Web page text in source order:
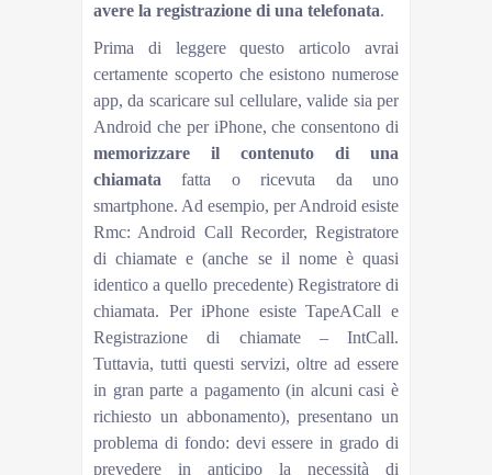
avere la registrazione di una telefonata.
Prima di leggere questo articolo avrai
certamente scoperto che esistono numerose
app, da scaricare sul cellulare, valide sia per
Android che per iPhone, che consentono di
memorizzare il contenuto di una
chiamata fatta o ricevuta da uno
smartphone. Ad esempio, per Android esiste
Rmc: Android Call Recorder, Registratore
di chiamate e (anche se il nome è quasi
identico a quello precedente) Registratore di
chiamata. Per iPhone esiste TapeACall e
Registrazione di chiamate – IntCall.
Tuttavia, tutti questi servizi, oltre ad essere
in gran parte a pagamento (in alcuni casi è
richiesto un abbonamento), presentano un
problema di fondo: devi essere in grado di
prevedere in anticipo la necessità di